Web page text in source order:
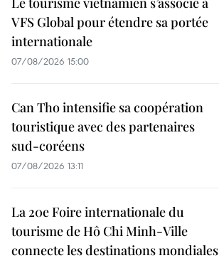
VFS Global pour étendre sa portée
internationale
07/08/2026 15:00
Can Tho intensifie sa coopération
touristique avec des partenaires
sud-coréens
07/08/2026 13:11
La 20e Foire internationale du
tourisme de Hô Chi Minh-Ville
connecte les destinations mondiales